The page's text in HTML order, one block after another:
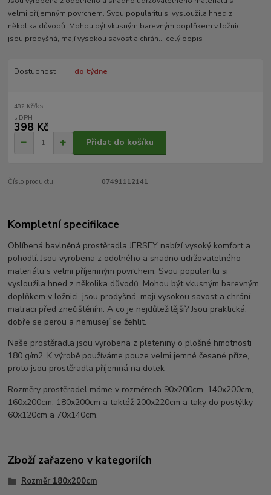
velmi příjemným povrchem. Svou popularitu si vysloužila hned z
několika důvodů. Mohou být vkusným barevným doplňkem v ložnici,
jsou prodyšná, mají vysokou savost a chrán... celý popis
Dostupnost do týdne
482 Kč/ks
398 Kč
Přidat do košíku
Číslo produktu: 07491112141
Kompletní specifikace
Oblíbená bavlněná prostěradla JERSEY nabízí vysoký komfort a
pohodlí. Jsou vyrobena z odolného a snadno udržovatelného
materiálu s velmi příjemným povrchem. Svou popularitu si
vysloužila hned z několika důvodů. Mohou být vkusným barevným
doplňkem v ložnici, jsou prodyšná, mají vysokou savost a chrání
matraci před znečištěním. A co je nejdůležitější? Jsou praktická,
dobře se perou a nemusejí se žehlit.
Naše prostěradla jsou vyrobena z pleteniny o plošné hmotnosti
180 g/m2. K výrobě používáme pouze velmi jemné česané příze,
proto jsou prostěradla příjemná na dotek
Rozměry prostěradel máme v rozměrech 90x200cm, 140x200cm,
160x200cm, 180x200cm a taktéž 200x220cm a taky do postýlky
60x120cm a 70x140cm.
Zboží zařazeno v kategoriích
Rozměr 180x200cm